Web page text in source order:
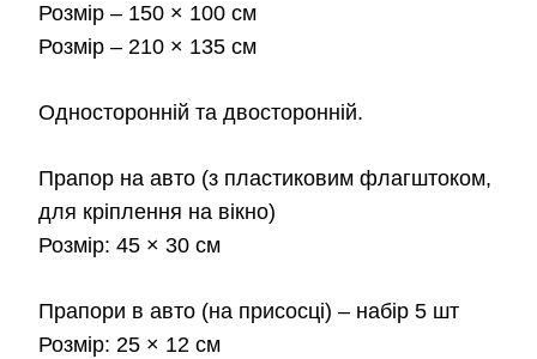
Розмір – 150 × 100 см
Розмір – 210 × 135 см
Односторонній та двосторонній.
Прапор на авто (з пластиковим флагштоком,
для кріплення на вікно)
Розмір: 45 × 30 см
Прапори в авто (на присосці) – набір 5 шт
Розмір: 25 × 12 см